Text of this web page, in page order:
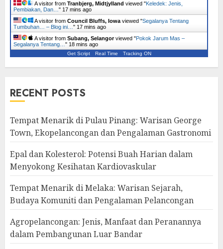
A visitor from Tranbjerg, Midtjylland viewed "Keledek: Jenis,
Pembiakan, Dan… " 17 mins ago
A visitor from Council Bluffs, Iowa viewed "Segalanya Tentang
Tumbuhan… – Blog ini… " 17 mins ago
A visitor from Subang, Selangorviewed "Pokok Jarum Mas –
Segalanya Tentang… " 18 mins ago
Get Script Real Time Tracking ON
RECENT POSTS
Tempat Menarik di Pulau Pinang: Warisan George
Town, Ekopelancongan dan Pengalaman Gastronomi
Epal dan Kolesterol: Potensi Buah Harian dalam
Menyokong Kesihatan Kardiovaskular
Tempat Menarik di Melaka: Warisan Sejarah,
Budaya Komuniti dan Pengalaman Pelancongan
Agropelancongan: Jenis, Manfaat dan Peranannya
dalam Pembangunan Luar Bandar